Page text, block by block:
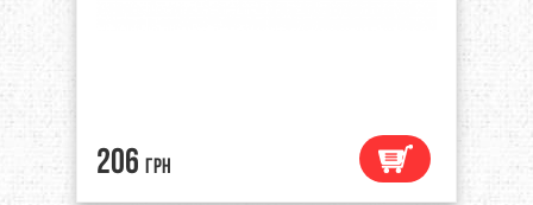
206 грн